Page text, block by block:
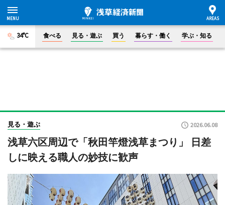
34°C 食べる 見る・遊ぶ 買う 暮らす・働く 学ぶ・知る
見る・遊ぶ 2026.06.08
浅草六区周辺で「秋田竿燈浅草まつり」 日差
しに映える職人の妙技に歓声